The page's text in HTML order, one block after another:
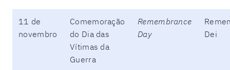
11 de
novembro
Comemoração
do Dia das
Vítimas da
Guerra
Remembrance
Day
Dei